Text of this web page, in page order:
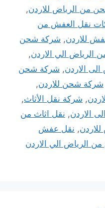
من الرياض للاردن,
نقل العفش من
للاردن, شركة شحن
الي الاردن,
الاردن, شركة شحن
شركة شحن للاردن,
, شركة نقل الأثاث,
الاردن, نقل اثاث من
, نقل عفش
الرياض الي الاردن